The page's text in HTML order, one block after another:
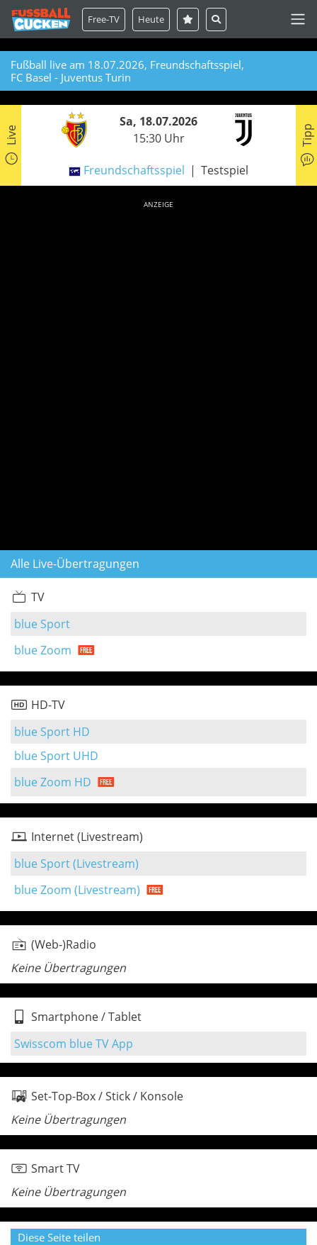
Free-TV Heute
Fußball live am 18.07.2026, Freundschaftsspiel,
FC Basel - Juventus Turin
Live
Sa, 18.07.2026
15:30 Uhr
Freundschaftsspiel Testspiel
Tipp
ANZEIGE
Alle Live-Übertragungen
TV
blue Sport
blue Zoom
HD-TV
blue Sport HD
blue Sport UHD
blue Zoom HD
Internet (Livestream)
blue Sport (Livestream)
blue Zoom (Livestream)
(Web-)Radio
Keine Übertragungen
Smartphone / Tablet
Swisscom blue TV App
Set-Top-Box / Stick / Konsole
Keine Übertragungen
Smart TV
Keine Übertragungen
Diese Seite teilen